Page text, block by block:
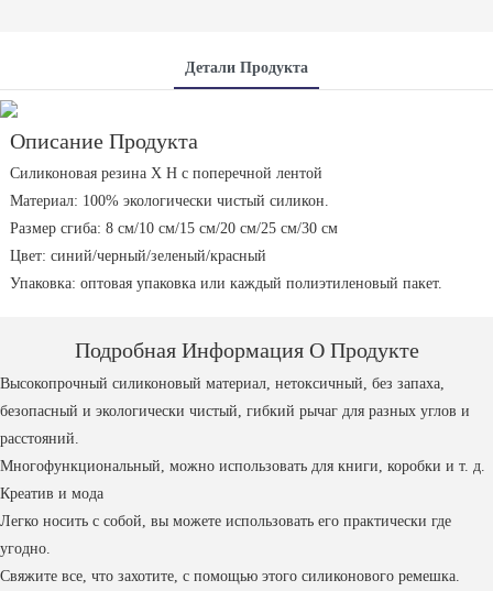
Детали Продукта
Описание Продукта
Силиконовая резина X H с поперечной лентой
Материал: 100% экологически чистый силикон.
Размер сгиба: 8 см/10 см/15 см/20 см/25 см/30 см
Цвет: синий/черный/зеленый/красный
Упаковка: оптовая упаковка или каждый полиэтиленовый пакет.
Подробная Информация О Продукте
Высокопрочный силиконовый материал, нетоксичный, без запаха,
безопасный и экологически чистый, гибкий рычаг для разных углов и
расстояний.
Многофункциональный, можно использовать для книги, коробки и т. д.
Креатив и мода
Легко носить с собой, вы можете использовать его практически где
угодно.
Свяжите все, что захотите, с помощью этого силиконового ремешка.